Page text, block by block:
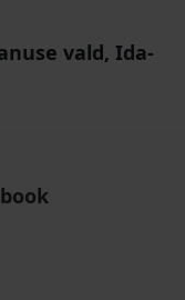
vald, Ida-